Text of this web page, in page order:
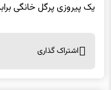
یک پیروزی پرگل خانگی
اشتراک گذاری